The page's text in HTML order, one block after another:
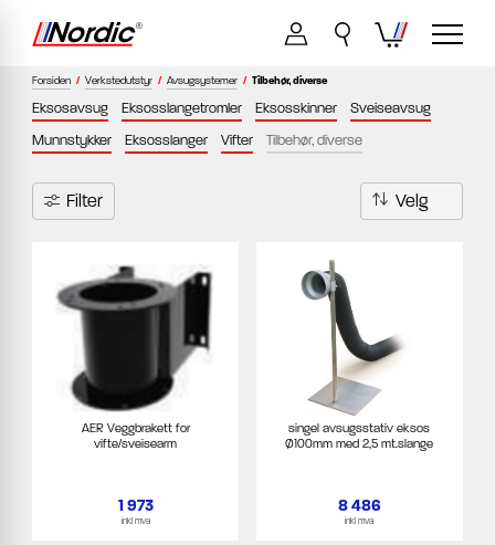
Forsiden / Verkstedutstyr / Avsugsystemer / Tilbehør, diverse
Eksosavsug Eksosslangetromler Eksosskinner
Sveiseavsug
Munnstykker
Eksosslanger Vifter Tilbehør, diverse
Filter
AER Veggbrakett for
vifte/sveisearm
1 973
inkl mva
singel avsugsstativ eksos
Ø100mm med 2,5 mt.slange
8 486
inkl mva